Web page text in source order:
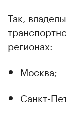
Так,
регионах:
Москва;
Санкт-